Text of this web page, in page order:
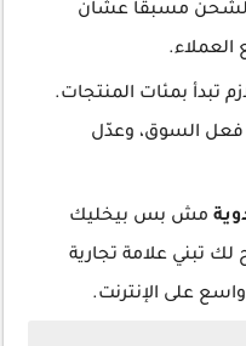
الشحن مسبقًا عشان
تبدأ بمئات المنتجات.
فعل السوق، وعدّل
مش بس بيخليك
تبني علامة تجارية
على الإنترنت.